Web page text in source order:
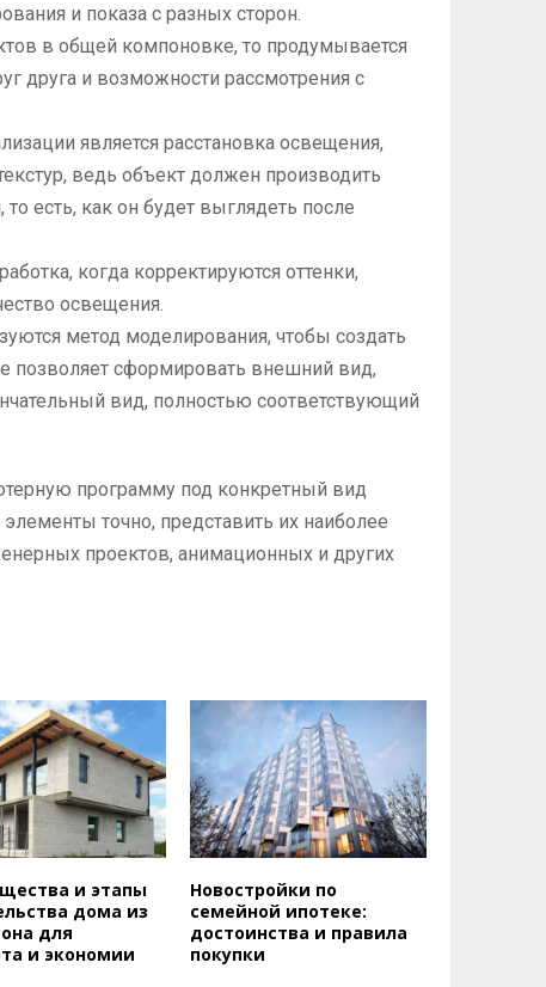
и показа с разных сторон.
в общей компоновке, то продумывается
друга и возможности рассмотрения с
является расстановка освещения,
ведь объект должен производить
есть, как он будет выглядеть после
когда корректируются оттенки,
освещения.
метод моделирования, чтобы создать
позволяет сформировать внешний вид,
вид, полностью соответствующий
программу под конкретный вид
точно, представить их наиболее
проектов, анимационных и других
и этапы
дома из
для
и экономии
Новостройки по
семейной ипотеке:
достоинства и правила
покупки